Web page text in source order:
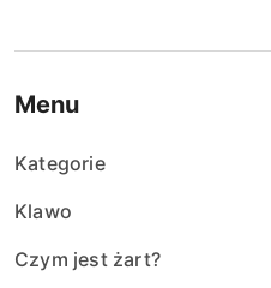
Menu
Kategorie
Klawo
Czym jest żart?